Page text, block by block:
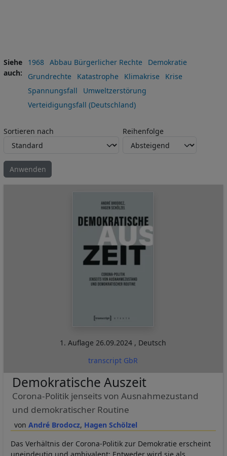
Siehe
auch
1968 Abbau Bürgerlicher Rechte
Demokratie
Grundrechte
Katastrophe Klimakrise
Krise
Spannungsfall
Umweltzerstörung
Verteidigungsfall (Deutschland)
Sortieren nach Reihenfolge
1. Auflage26.09.2024 , Deutsch
transcript GbR
André Brodocz Hagen Schölzel
Demokratische Auszeit
Corona-Politik jenseits von Ausnahmezustand
und demokratischer Routine
Das Verhältnis der Corona-Politik zur Demokratie erscheint